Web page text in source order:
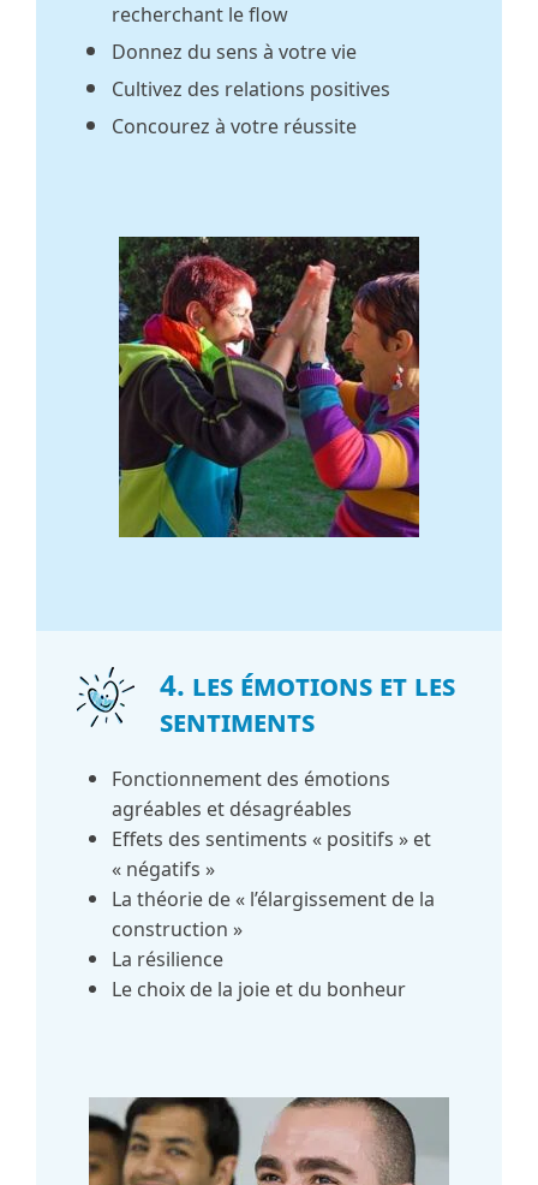
recherchant le flow
Donnez du sens à votre vie
Cultivez des relations positives
Concourez à votre réussite
4. Les émotions et les
sentiments
Fonctionnement des émotions
agréables et désagréables
Effets des sentiments « positifs » et
« négatifs »
La théorie de « l’élargissement de la
construction »
La résilience
Le choix de la joie et du bonheur